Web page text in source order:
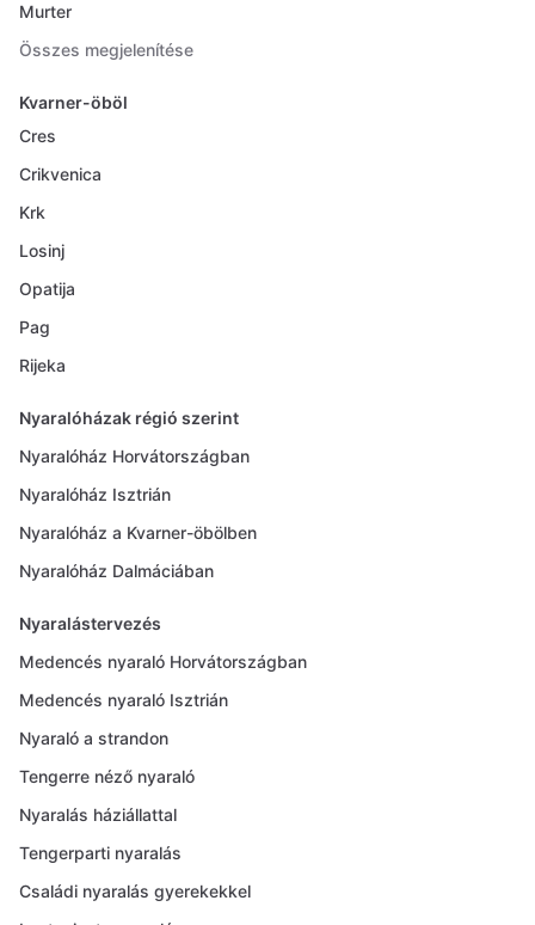
Murter
Összes megjelenítése
Kvarner-öböl
Cres
Crikvenica
Krk
Losinj
Opatija
Pag
Rijeka
Nyaralóházak régió szerint
Nyaralóház Horvátországban
Nyaralóház Isztrián
Nyaralóház a Kvarner-öbölben
Nyaralóház Dalmáciában
Nyaralástervezés
Medencés nyaraló Horvátországban
Medencés nyaraló Isztrián
Nyaraló a strandon
Tengerre néző nyaraló
Nyaralás háziállattal
Tengerparti nyaralás
Családi nyaralás gyerekekkel